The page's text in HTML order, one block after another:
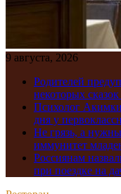
9 августа, 2026
Родителей
некоторых
Психолог
дня у
Не грязь, а
иммунитет
Россиянам
при поездке на